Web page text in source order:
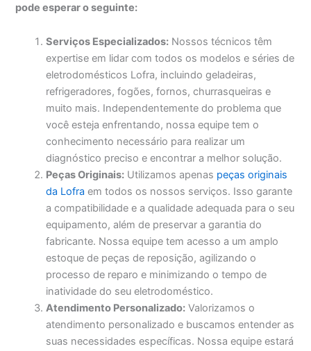
pode esperar o seguinte:
Serviços Especializados: Nossos técnicos têm
expertise em lidar com todos os modelos e séries de
eletrodomésticos Lofra, incluindo geladeiras,
refrigeradores, fogões, fornos, churrasqueiras e
muito mais. Independentemente do problema que
você esteja enfrentando, nossa equipe tem o
conhecimento necessário para realizar um
diagnóstico preciso e encontrar a melhor solução.
Peças Originais: Utilizamos apenas peças originais
da Lofra em todos os nossos serviços. Isso garante
a compatibilidade e a qualidade adequada para o seu
equipamento, além de preservar a garantia do
fabricante. Nossa equipe tem acesso a um amplo
estoque de peças de reposição, agilizando o
processo de reparo e minimizando o tempo de
inatividade do seu eletrodoméstico.
Atendimento Personalizado: Valorizamos o
atendimento personalizado e buscamos entender as
suas necessidades específicas. Nossa equipe estará